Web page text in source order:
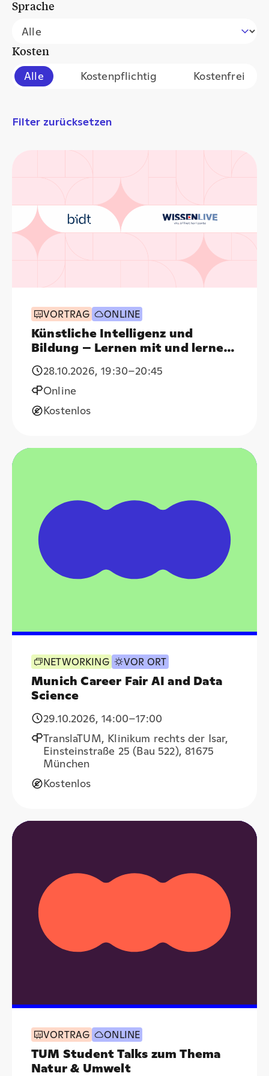
Sprache
Filter events by language
Select content
Kosten
Filter events by cost
Alle Kostenpflichtig Kostenfrei
Filter zurücksetzen
VORTRAG ONLINE
Künstliche Intelligenz und
Bildung – Lernen mit und lernen
trotz KI
28.10.2026,19:30–20:45
Online
Kostenlos
NETWORKING VOR ORT
Munich Career Fair AI and Data
Science
29.10.2026,14:00–17:00
TranslaTUM, Klinikum rechts der Isar,
Einsteinstraße 25 (Bau 522), 81675
München
Kostenlos
VORTRAG ONLINE
TUM Student Talks zum Thema
Natur & Umwelt